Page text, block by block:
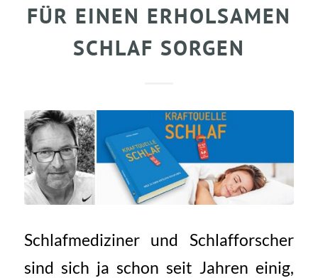
FÜR EINEN ERHOLSAMEN
SCHLAF SORGEN
Schlafmediziner und Schlafforscher
sind sich ja schon seit Jahren einig,